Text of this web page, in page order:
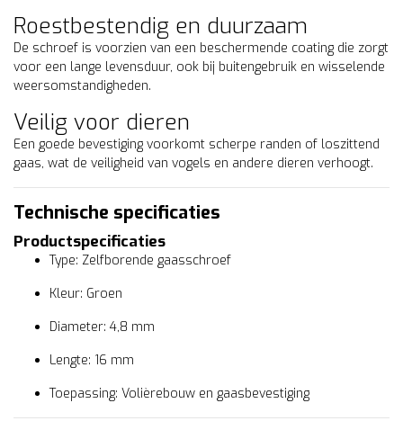
Roestbestendig en duurzaam
De schroef is voorzien van een beschermende coating die zorgt
voor een lange levensduur, ook bij buitengebruik en wisselende
weersomstandigheden.
Veilig voor dieren
Een goede bevestiging voorkomt scherpe randen of loszittend
gaas, wat de veiligheid van vogels en andere dieren verhoogt.
Technische specificaties
Productspecificaties
Type: Zelfborende gaasschroef
Kleur: Groen
Diameter: 4,8 mm
Lengte: 16 mm
Toepassing: Volièrebouw en gaasbevestiging